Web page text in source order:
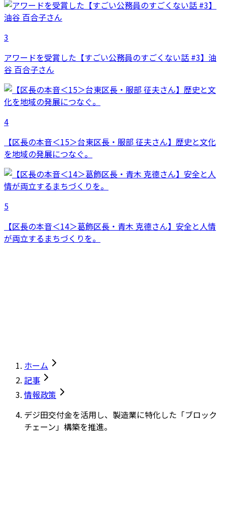
3
アワードを受賞した【すごい公務員のすごくない話 #3】油
谷 百合子さん
4
【区長の本音＜15＞台東区長・服部 征夫さん】歴史と文化
を地域の発展につなぐ。
5
【区長の本音＜14＞葛飾区長・青木 克德さん】安全と人情
が両立するまちづくりを。
ホーム
記事
情報政策
デジ田交付金を活用し、製造業に特化した「ブロック
チェーン」構築を推進。